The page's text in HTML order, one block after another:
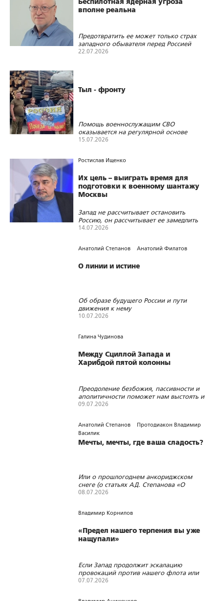
вполне реальна
Предотвратить ее может только страх
западного обывателя перед Россией
22.07.2026
Тыл - фронту
Помощь военнослужащим СВО
оказывается на регулярной основе
жителями Калязинского округа
15.07.2026
Ростислав Ищенко
Их цель – выиграть время для
подготовки к военному шантажу
Москвы
Запад не рассчитывает остановить
Россию, он рассчитывает ее замедлить
14.07.2026
Анатолий Степанов Анатолий Филатов
О линии и истине
Об образе будущего России и пути
движения к нему
10.07.2026
Галина Чудинова
Между Сциллой Запада и
Харибдой пятой колонны
Преодоление безбожия, пассивности и
аполитичности поможет нам выстоять и
победить
09.07.2026
Анатолий Степанов
Протодиакон Владимир
Василик
Мечты, мечты, где ваша сладость?
Или о прошлогоднем анкориджском
снеге (о статьях А.Д. Степанова «О
похабном мире»)
08.07.2026
Владимир Корнилов
«Предел нашего терпения вы уже
нащупали»
Если Запад продолжит эскалацию
провокаций против нашего флота или
иностранных судов, мешая морской
07.07.2026